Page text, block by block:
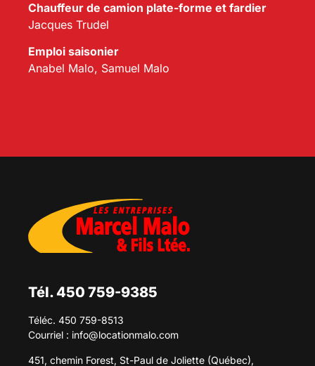
Chauffeur de camion plate-forme et fardier
Jacques Trudel
Emploi saisonier
Anabel Malo, Samuel Malo
Tél. 450 759-9385
Téléc. 450 759-8513
Courriel : info@locationmalo.com
451, chemin Forest, St-Paul de Joliette (Québec),